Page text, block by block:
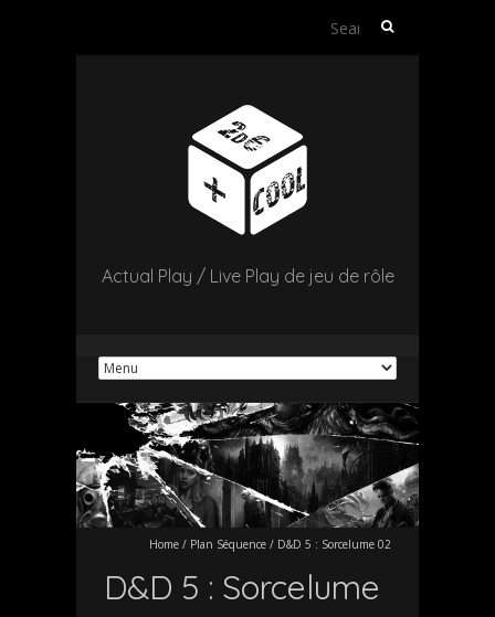
Search
Actual Play / Live Play de jeu de rôle
Home / Plan Séquence / D&D 5 : Sorcelume 02
D&D 5 : Sorcelume